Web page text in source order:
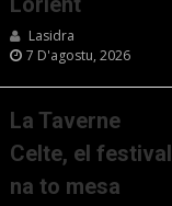
Lasidra
7 D'agostu, 2026
La Taverne
Celte, el festival
na to mesa